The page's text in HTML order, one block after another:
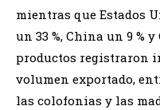
mientras que Estados
un 33 %, China un 9 %
productos registraron
volumen exportado,
las colofonias y las